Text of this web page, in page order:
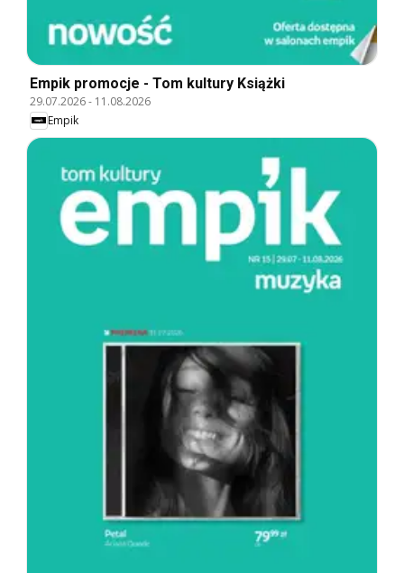
Empik promocje - Tom kultury Książki
29.07.2026- 11.08.2026
Empik